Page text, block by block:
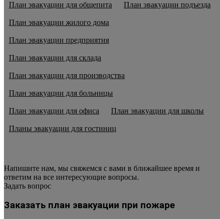
План эвакуации для общепита План эвакуации подъезда
План эвакуации жилого дома
План эвакуации предприятия
План эвакуации для склада
План эвакуации для производства
План эвакуации для больницы
План эвакуации для офиса План эвакуации для школы
Планы эвакуации для гостиниц
Напишите нам, мы свяжемся с вами в ближайшее время и
ответим на все интересующие вопросы.
Задать вопрос
Заказать план эвакуации при пожаре